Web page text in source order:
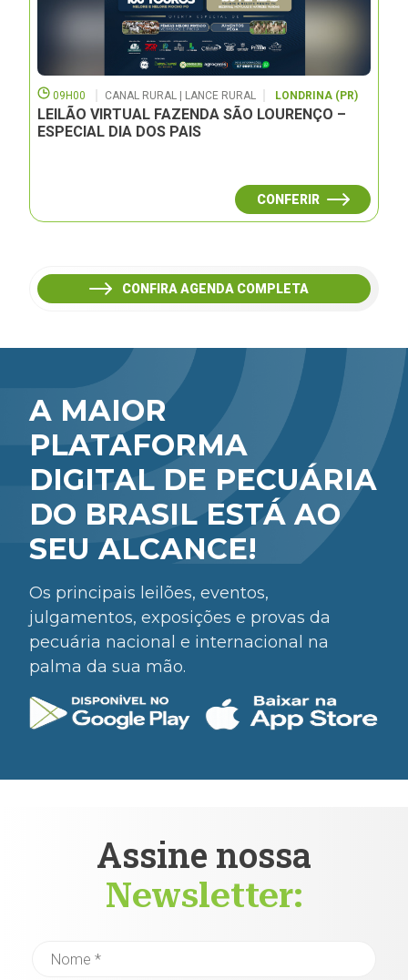
09H00 CANAL RURAL | LANCE RURAL LONDRINA (PR)
LEILÃO VIRTUAL FAZENDA SÃO LOURENÇO –
ESPECIAL DIA DOS PAIS
CONFERIR
CONFIRA AGENDA COMPLETA
A MAIOR
PLATAFORMA
DIGITAL DE PECUÁRIA
DO BRASIL ESTÁ AO
SEU ALCANCE!
Os principais leilões, eventos,
julgamentos, exposições e provas da
pecuária nacional e internacional na
palma da sua mão.
Assine nossa
Newsletter: